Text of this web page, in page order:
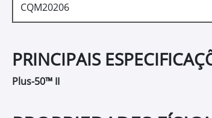
Características